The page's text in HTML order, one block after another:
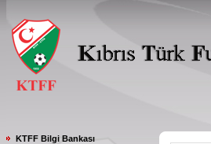
KTFF Bilgi Bankası